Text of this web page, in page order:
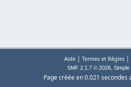
Aide| Termes et Règles|
SMF 2.1.7 © 2026, Simple
Page créée en 0.021 secondes